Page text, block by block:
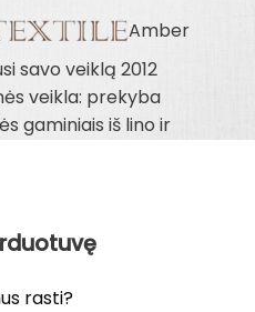
Amber
savo veiklą 2012
veikla: prekyba
gaminiais iš lino ir
rasti?